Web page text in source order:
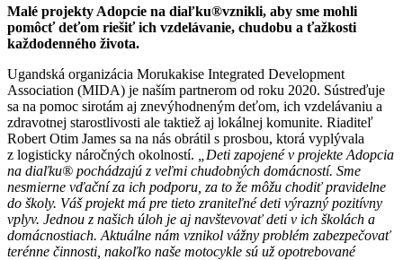
Malé projekty Adopcie na diaľku®vznikli, aby sme mohli
pomôcť deťom riešiť ich vzdelávanie, chudobu a ťažkosti
každodenného života.
Ugandská organizácia Morukakise Integrated Development
Association (MIDA) je naším partnerom od roku 2020. Sústreďuje
sa na pomoc sirotám aj znevýhodneným deťom, ich vzdelávaniu a
zdravotnej starostlivosti ale taktiež aj lokálnej komunite. Riaditeľ
Robert Otim James sa na nás obrátil s prosbou, ktorá vyplývala
z logisticky náročných okolností.
„Deti zapojené v projekte Adopcia
na diaľku® pochádzajú z veľmi chudobných domácností. Sme
nesmierne vďační za ich podporu, za to že môžu chodiť pravidelne
do školy. Váš projekt má pre tieto zraniteľné deti výrazný pozitívny
vplyv. Jednou z našich úloh je aj navštevovať deti v ich školách a
domácnostiach. Aktuálne nám vznikol vážny problém zabezpečovať
terénne činnosti, nakoľko naše motocykle sú už opotrebované